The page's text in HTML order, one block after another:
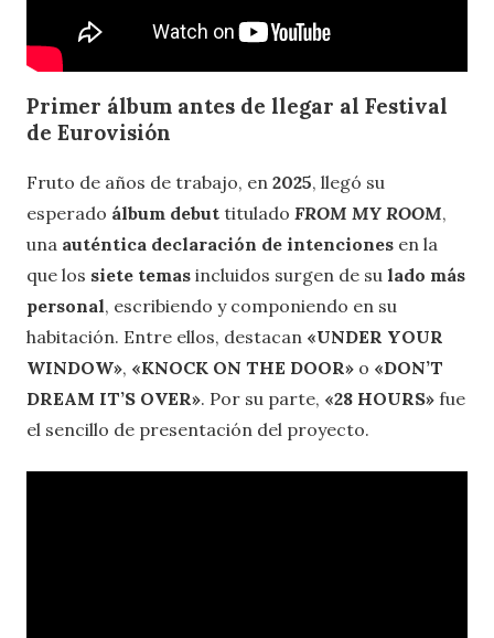
Primer álbum antes de llegar al Festival
de Eurovisión
Fruto de años de trabajo, en 2025, llegó su
esperado álbum debut titulado FROM MY ROOM,
una auténtica declaración de intenciones en la
que los siete temas incluidos surgen de su lado más
personal, escribiendo y componiendo en su
habitación. Entre ellos, destacan «UNDER YOUR
WINDOW», «KNOCK ON THE DOOR» o «DON’T
DREAM IT’S OVER». Por su parte, «28 HOURS» fue
el sencillo de presentación del proyecto.